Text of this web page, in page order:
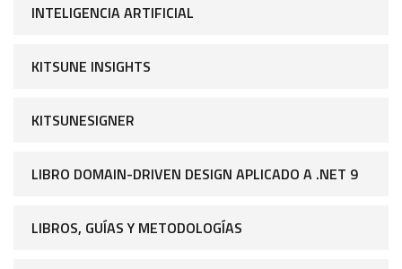
INTELIGENCIA ARTIFICIAL
KITSUNE INSIGHTS
KITSUNESIGNER
LIBRO DOMAIN-DRIVEN DESIGN APLICADO A .NET 9
LIBROS, GUÍAS Y METODOLOGÍAS